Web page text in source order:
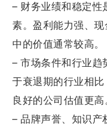
– 财务业绩和稳定性
素。盈利能力强、
中的价值通常较高。
– 市场条件和行业趋
于衰退期的行业相
良好的公司估值更高
– 品牌声誉、知识产